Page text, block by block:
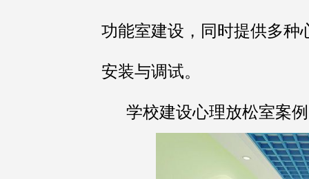
功能室建设，同时提供多种
安装与调试。
学校建设心理放松室案